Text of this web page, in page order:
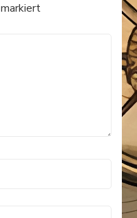
markiert